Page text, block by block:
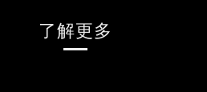
了解更多